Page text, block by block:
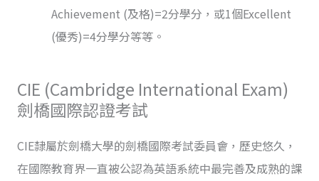
Achievement (及格)=2分學分，或1個Excellent
(優秀)=4分學分等等。
CIE (Cambridge International Exam)
劍橋國際認證考試
CIE隸屬於劍橋大學的劍橋國際考試委員會，歷史悠久，
在國際教育界一直被公認為英語系統中最完善及成熟的課